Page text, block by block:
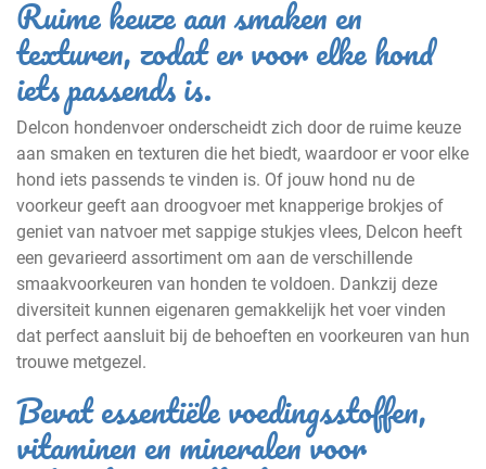
Ruime keuze aan smaken en
texturen, zodat er voor elke hond
iets passends is.
Delcon hondenvoer onderscheidt zich door de ruime keuze
aan smaken en texturen die het biedt, waardoor er voor elke
hond iets passends te vinden is. Of jouw hond nu de
voorkeur geeft aan droogvoer met knapperige brokjes of
geniet van natvoer met sappige stukjes vlees, Delcon heeft
een gevarieerd assortiment om aan de verschillende
smaakvoorkeuren van honden te voldoen. Dankzij deze
diversiteit kunnen eigenaren gemakkelijk het voer vinden
dat perfect aansluit bij de behoeften en voorkeuren van hun
trouwe metgezel.
Bevat essentiële voedingsstoffen,
vitaminen en mineralen voor